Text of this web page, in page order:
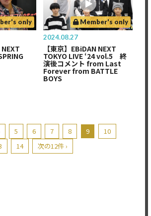
only
NEXT
Member's only
2024.08.27
【東京】EBiDAN NEXT
TOKYO LIVE ‘24 vol.5 終
演後コメント from Last
Forever from BATTLE
BOYS
5 6 7 8 9
10
14 次の12件 ›